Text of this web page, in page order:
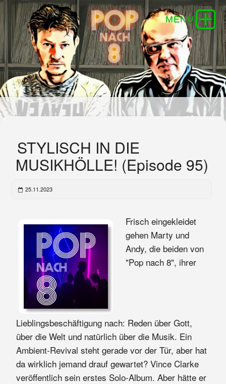
STYLISCH IN DIE
MUSIKHÖLLE! (Episode 95)
25.11.2023
Frisch eingekleidet
gehen Marty und
Andy, die beiden von
"Pop nach 8", ihrer
Lieblingsbeschäftigung nach: Reden über Gott,
über die Welt und natürlich über die Musik. Ein
Ambient-Revival steht gerade vor der Tür, aber hat
da wirklich jemand drauf gewartet? Vince Clarke
veröffentlich sein erstes Solo-Album. Aber hätte er